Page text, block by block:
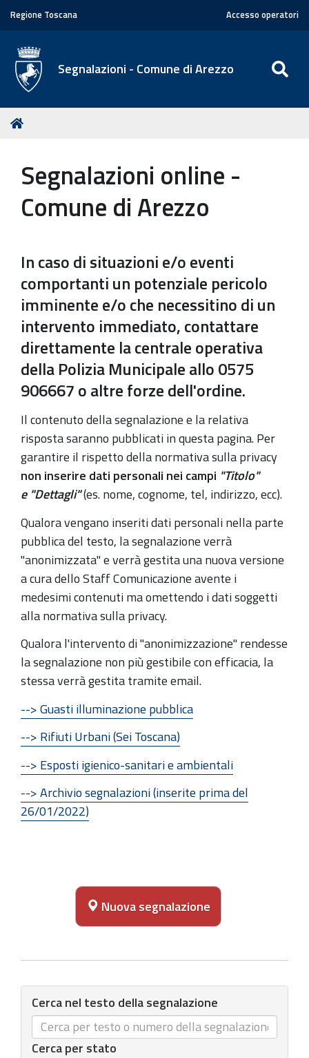
Regione Toscana Accesso operatori
Segnalazioni - Comune di Arezzo
T
Segnalazioni online -
Comune di Arezzo
In caso di situazioni e/o eventi
comportanti un potenziale pericolo
imminente e/o che necessitino di un
intervento immediato, contattare
direttamente la centrale operativa
della Polizia Municipale allo 0575
906667 o altre forze dell'ordine.
Il contenuto della segnalazione e la relativa
risposta saranno pubblicati in questa pagina. Per
garantire il rispetto della normativa sulla privacy
non inserire dati personali nei campi "Titolo"
e "Dettagli"(es. nome, cognome, tel, indirizzo, ecc).
Qualora vengano inseriti dati personali nella parte
pubblica del testo, la segnalazione verrà
"anonimizzata" e verrà gestita una nuova versione
a cura dello Staff Comunicazione avente i
medesimi contenuti ma omettendo i dati soggetti
alla normativa sulla privacy.
Qualora l'intervento di "anonimizzazione" rendesse
la segnalazione non più gestibile con efficacia, la
stessa verrà gestita tramite email.
--> Guasti illuminazione pubblica
--> Rifiuti Urbani (Sei Toscana)
--> Esposti igienico-sanitari e ambientali
--> Archivio segnalazioni (inserite prima del
26/01/2022)
Nuova segnalazione
Cerca nel testo della segnalazione
Cerca per stato